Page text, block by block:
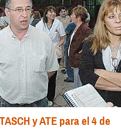
y ATE para el 4 de